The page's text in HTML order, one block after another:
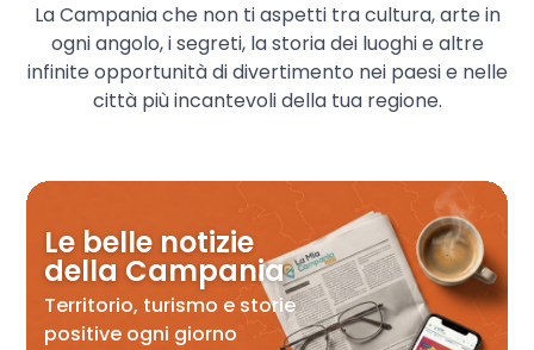
La Campania che non ti aspetti tra cultura, arte in
ogni angolo, i segreti, la storia dei luoghi e altre
infinite opportunità di divertimento nei paesi e nelle
città più incantevoli della tua regione.
Le belle notizie
della Campania
Territorio, turismo e storie
positive ogni giorno